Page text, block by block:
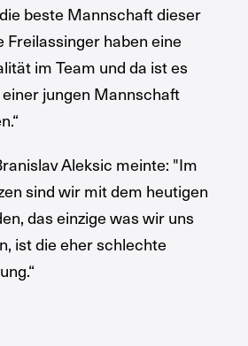
beste Mannschaft dieser
Freilassinger haben eine
im Team und da ist es
jungen Mannschaft
Aleksic meinte: "Im
sind wir mit dem heutigen
das einzige was wir uns
ist die eher schlechte